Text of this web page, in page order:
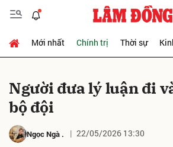
Mới nhất Chính trị Thời sự
Người đưa lý luận đi
bộ đội
Ngọc Ngà . 22/05/2026 13:30
Gửi bình luận